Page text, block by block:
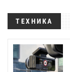
ТЕХНИКА